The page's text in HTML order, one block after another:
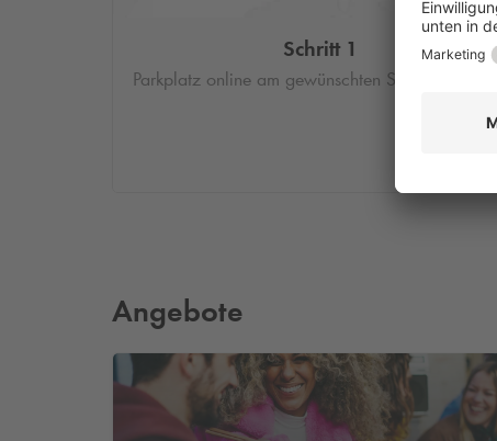
Schritt 1
Parkplatz online am gewünschten Standort buchen
Angebote